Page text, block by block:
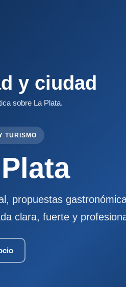
y ciudad
sobre La Plata.
TURISMO
propuestas
clara, fuerte y